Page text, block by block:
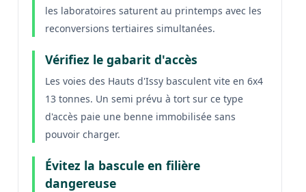
les laboratoires saturent au printemps avec les
reconversions tertiaires simultanées.
Vérifiez le gabarit d'accès
Les voies des Hauts d'Issy basculent vite en 6x4
13 tonnes. Un semi prévu à tort sur ce type
d'accès paie une benne immobilisée sans
pouvoir charger.
Évitez la bascule en filière
dangereuse